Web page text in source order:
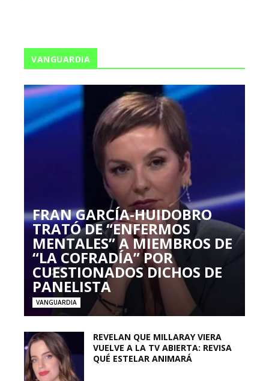
VANGUARDIA
FRAN GARCÍA-HUIDOBRO
TRATÓ DE “ENFERMOS
MENTALES” A MIEMBROS DE
“LA COFRADÍA” POR
CUESTIONADOS DICHOS DE
PANELISTA
VANGUARDIA
REVELAN QUE MILLARAY VIERA
VUELVE A LA TV ABIERTA: REVISA
QUÉ ESTELAR ANIMARÁ